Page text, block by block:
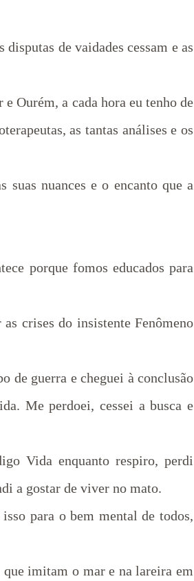
de vaidades cessam e as
Ourém, a cada hora eu tenho de
as tantas análises e os
suas nuances e o encanto que a
porque fomos educados para
crises do insistente Fenômeno
de guerra e cheguei à conclusão
Me perdoei, cessei a busca e
Vida enquanto respiro, perdi
a gostar de viver no mato.
para o bem mental de todos,
que imitam o mar e na lareira em